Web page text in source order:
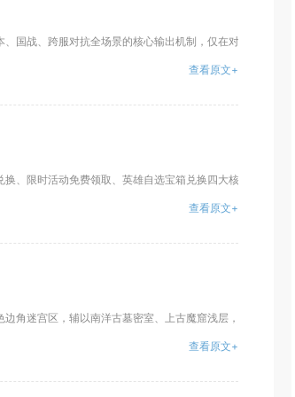
国战、跨服对抗全场景的核心输出机制，仅在对抗低防御
查看原文+
、限时活动免费领取、英雄自选宝箱兑换四大核心途径，
查看原文+
角迷宫区，辅以南洋古墓密室、上古魔窟浅层，搭配特定
查看原文+